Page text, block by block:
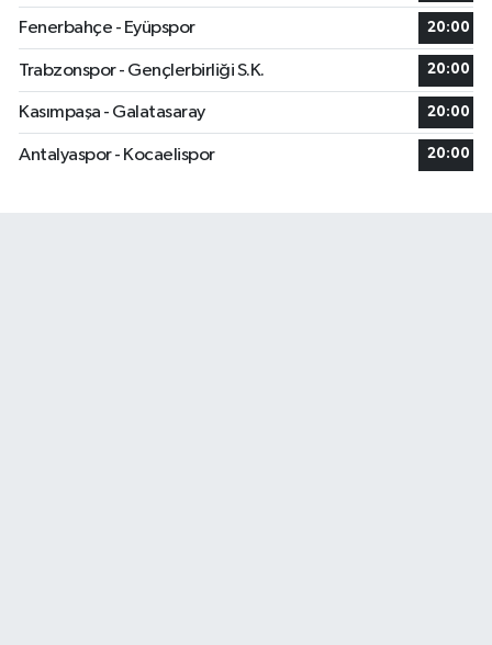
Fenerbahçe - Eyüpspor 20:00
Trabzonspor - Gençlerbirliği S.K. 20:00
Kasımpaşa - Galatasaray 20:00
Antalyaspor - Kocaelispor 20:00